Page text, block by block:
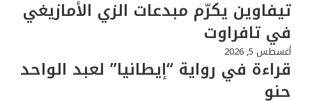
تيفاوين يكرّم مبدعات الزي الأمازيغي
في تافراوت
أغسطس 5, 2026
قراءة في رواية “إيطانيا” لعبد الواحد
حنو